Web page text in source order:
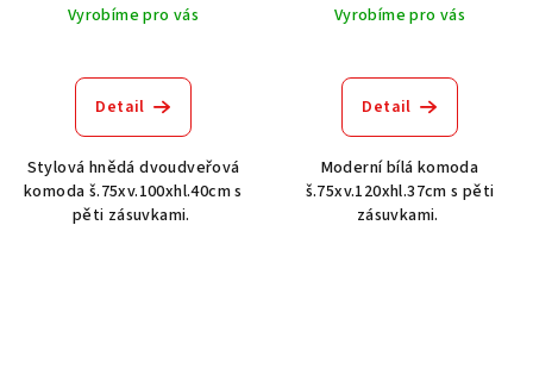
Vyrobíme pro vás
Detail
Stylová hnědá dvoudveřová
komoda š.75xv.100xhl.40cm s
pěti zásuvkami.
Vyrobíme pro vás
Detail
Moderní bílá komoda
š.75xv.120xhl.37cm s pěti
zásuvkami.